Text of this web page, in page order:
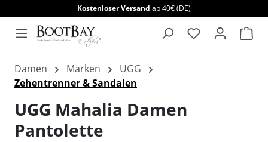
Kostenloser Versand ab 40€ (DE)
Damen Marken
UGG
Zehentrenner & Sandalen
UGG Mahalia Damen
Pantolette